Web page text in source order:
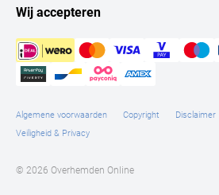
Wij accepteren
Algemene voorwaarden Copyright Disclaimer
Veiligheid & Privacy
© 2026 Overhemden Online